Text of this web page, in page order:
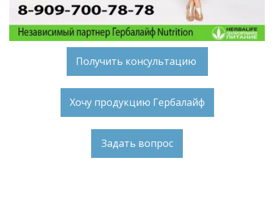
Получить консультацию
Хочу продукцию Гербалайф
Задать вопрос